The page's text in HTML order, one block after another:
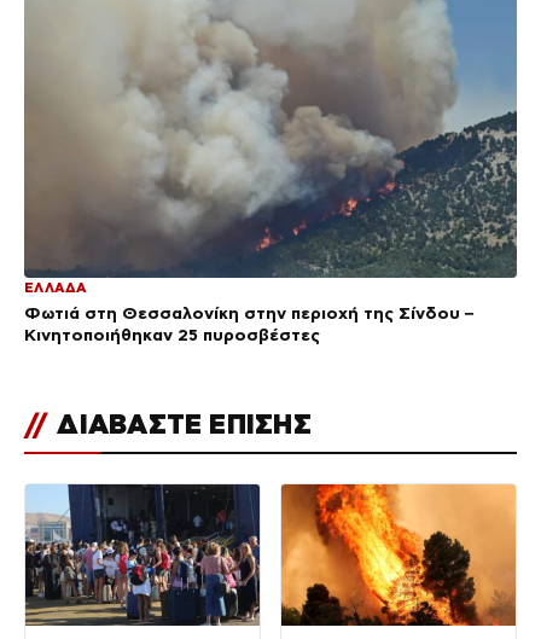
ΕΛΛΑΔΑ
Φωτιά στη Θεσσαλονίκη στην περιοχή της Σίνδου –
Κινητοποιήθηκαν 25 πυροσβέστες
// ΔΙΑΒΑΣΤΕ ΕΠΙΣΗΣ